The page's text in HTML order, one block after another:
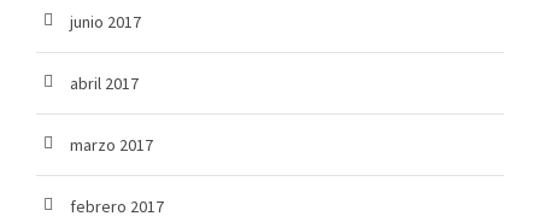
junio 2017
abril 2017
marzo 2017
febrero 2017